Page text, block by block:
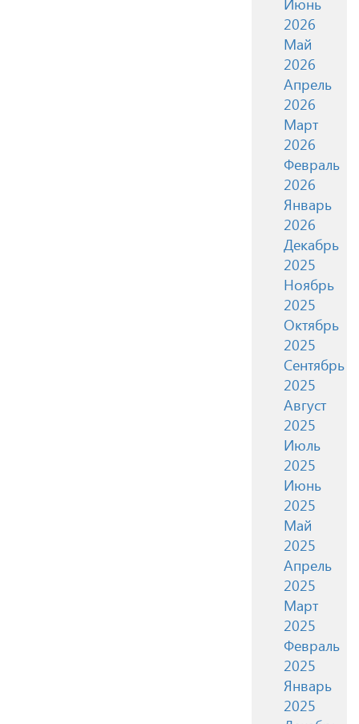
2026
Май
2026
Апрель
2026
Март
2026
Февраль
2026
Январь
2026
Декабрь
2025
Ноябрь
2025
Октябрь
2025
Сентябрь
2025
Август
2025
Июль
2025
Июнь
2025
Май
2025
Апрель
2025
Март
2025
Февраль
2025
Январь
2025